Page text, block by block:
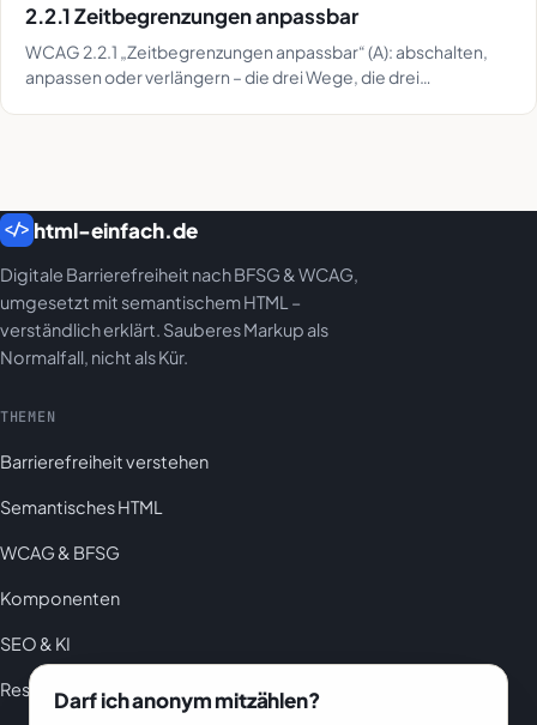
2.2.1 Zeitbegrenzungen anpassbar
WCAG 2.2.1 „Zeitbegrenzungen anpassbar“ (A): abschalten,
anpassen oder verlängern – die drei Wege, die drei
</> html-einfach.de
Digitale Barrierefreiheit nach BFSG & WCAG,
umgesetzt mit semantischem HTML –
verständlich erklärt. Sauberes Markup als
Normalfall, nicht als Kür.
THEMEN
Barrierefreiheit verstehen
Semantisches HTML
WCAG & BFSG
Komponenten
SEO & KI
RessourcenDarf ich anonym mitzählen?